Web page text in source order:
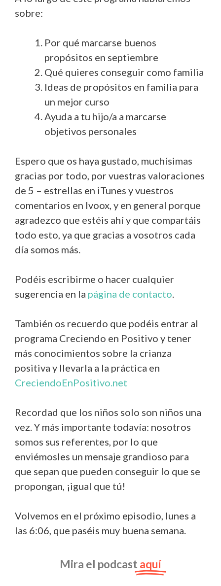
sobre:
Por qué marcarse buenos
propósitos en septiembre
Qué quieres conseguir como familia
Ideas de propósitos en familia para
un mejor curso
Ayuda a tu hijo/a a marcarse
objetivos personales
Espero que os haya gustado, muchísimas
gracias por todo, por vuestras valoraciones
de 5 – estrellas en iTunes y vuestros
comentarios en Ivoox, y en general porque
agradezco que estéis ahí y que compartáis
todo esto, ya que gracias a vosotros cada
día somos más.
Podéis escribirme o hacer cualquier
sugerencia en la página de contacto.
También os recuerdo que podéis entrar al
programa Creciendo en Positivo y tener
más conocimientos sobre la crianza
positiva y llevarla a la práctica en
CreciendoEnPositivo.net
Recordad que los niños solo son niños una
vez. Y más importante todavía: nosotros
somos sus referentes, por lo que
enviémosles un mensaje grandioso para
que sepan que pueden conseguir lo que se
propongan, ¡igual que tú!
Volvemos en el próximo episodio, lunes a
las 6:06, que paséis muy buena semana.
Mira el podcast aquí